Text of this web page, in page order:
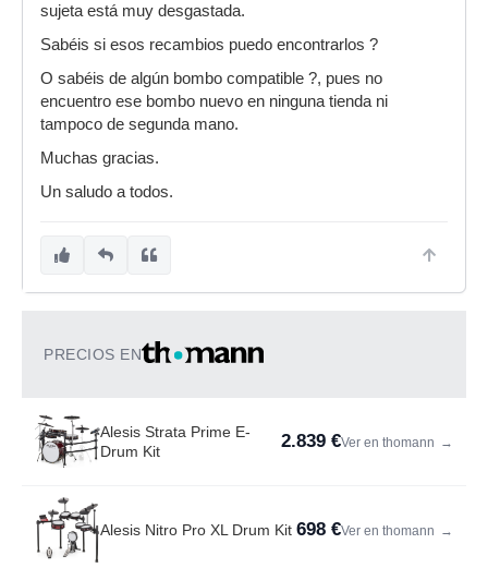
sujeta está muy desgastada.
Sabéis si esos recambios puedo encontrarlos ?
O sabéis de algún bombo compatible ?, pues no
encuentro ese bombo nuevo en ninguna tienda ni
tampoco de segunda mano.
Muchas gracias.
Un saludo a todos.
PRECIOS EN
Alesis Strata Prime E-
Drum Kit
2.839 €Ver en thomann →
Alesis Nitro Pro XL Drum Kit 698 €Ver en thomann →